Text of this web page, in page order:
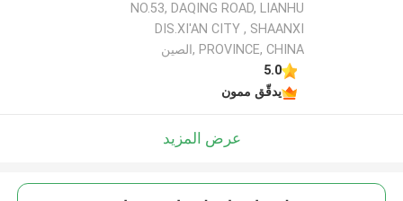
NO.53, DAQING ROAD, LIANHU
DIS.XI'AN CITY , SHAANXI
PROVINCE, CHINA ,الصين
5.0
يدقّق ممون
عرض المزيد